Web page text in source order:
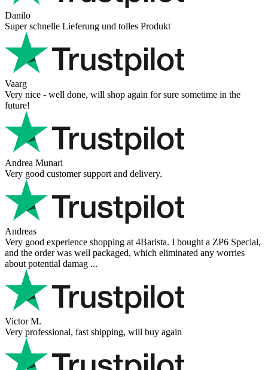
Danilo
Super schnelle Lieferung und tolles Produkt
Vaarg
Very nice - well done, will shop again for sure sometime in the
future!
Andrea Munari
Very good customer support and delivery.
Andreas
Very good experience shopping at 4Barista. I bought a ZP6 Special,
and the order was well packaged, which eliminated any worries
about potential damag ...
Victor M.
Very professional, fast shipping, will buy again